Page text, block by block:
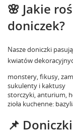
🌸 Jakie
doniczek?
Nasze doniczki
kwiatów
monstery, fikusy,
sukulenty i kaktusy
storczyki, anturium,
zioła kuchenne:
📌